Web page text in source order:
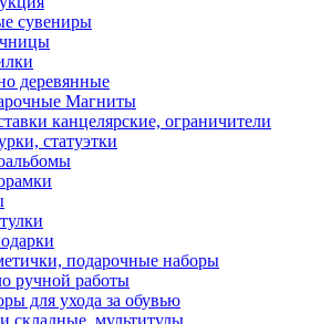
сувениры
деревянные
Магниты
канцелярские, ограничители
статуэтки
подарочные наборы
ручной работы
для ухода за обувью
складные, мультитулы